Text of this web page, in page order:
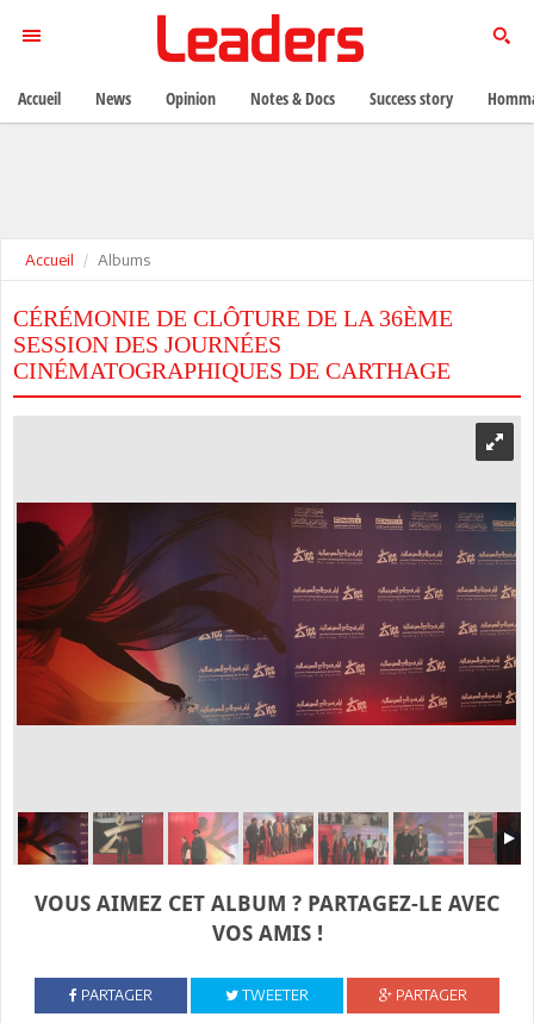
Accueil Albums
CÉRÉMONIE DE CLÔTURE DE LA 36ÈME
SESSION DES JOURNÉES
CINÉMATOGRAPHIQUES DE CARTHAGE
VOUS AIMEZ CET ALBUM ? PARTAGEZ-LE AVEC
VOS AMIS !
PARTAGER TWEETER PARTAGER
Accueil News Opinion Notes & Docs Success story